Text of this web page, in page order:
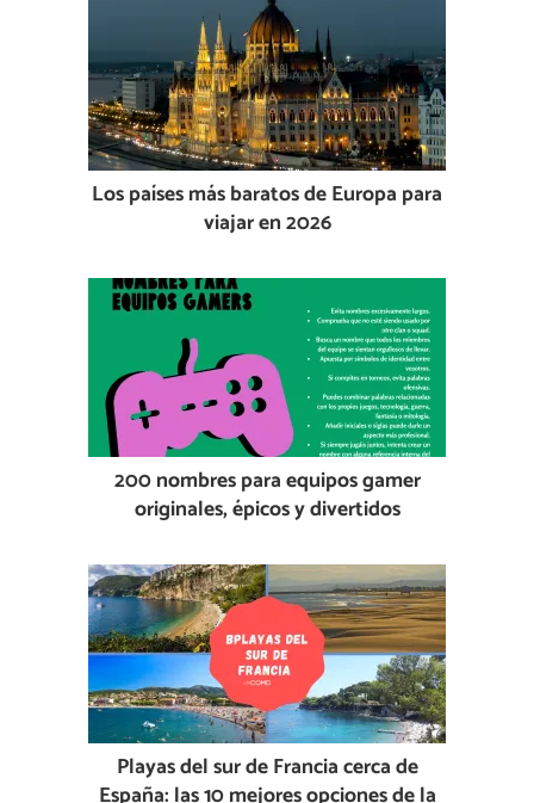
Los países más baratos de Europa para
viajar en 2026
200 nombres para equipos gamer
originales, épicos y divertidos
Playas del sur de Francia cerca de
España: las 10 mejores opciones de la